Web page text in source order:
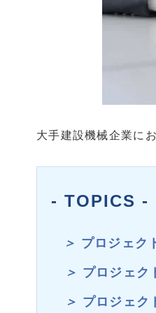
大手建設機械企業に
- TOPICS -
＞ プロジェク
＞ プロジェク
＞ プロジェク